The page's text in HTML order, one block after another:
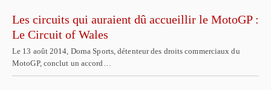
Les circuits qui auraient dû accueillir le MotoGP :
Le Circuit of Wales
Le 13 août 2014, Dorna Sports, détenteur des droits commerciaux du
MotoGP, conclut un accord…